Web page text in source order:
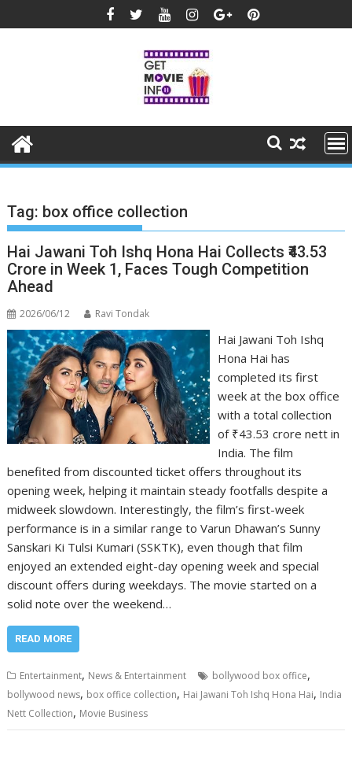
to
Tag: box office collection
Hai Jawani Toh Ishq Hona Hai Collects ₹43.53
Crore in Week 1, Faces Tough Competition
Ahead
2026/06/12 Ravi Tondak
Hai Jawani Toh Ishq
Hona Hai has
completed its first
week at the box office
with a total collection
of ₹43.53 crore nett in
India. The film
benefited from discounted ticket offers throughout its
opening week, helping it maintain steady footfalls despite a
midweek slowdown. Interestingly, the film’s first-week
performance is in a similar range to Varun Dhawan’s Sunny
Sanskari Ki Tulsi Kumari (SSKTK), even though that film
enjoyed an extended eight-day opening week and special
discount offers during weekdays. The movie started on a
solid note over the weekend…
READ MORE
Entertainment, News & Entertainment bollywood box office,
bollywood news, box office collection, Hai Jawani Toh Ishq Hona Hai, India
Nett Collection, Movie Business